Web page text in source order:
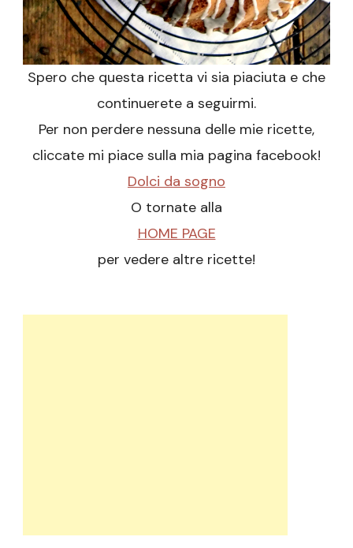
Spero che questa ricetta vi sia piaciuta e che
continuerete a seguirmi.
Per non perdere nessuna delle mie ricette,
cliccate mi piace sulla mia pagina facebook!
Dolci da sogno
O tornate alla
HOME PAGE
per vedere altre ricette!